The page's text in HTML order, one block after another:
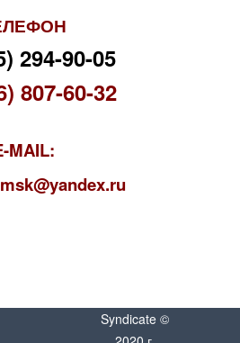
294-90-05
807-60-32
MAIL:
Syndicate ©